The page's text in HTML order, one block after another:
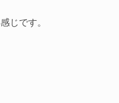
じです。